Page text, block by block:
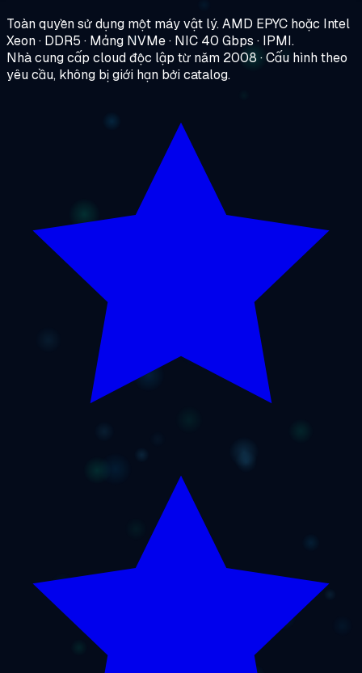
Toàn quyền sử dụng một máy vật lý. AMD EPYC hoặc Intel
Xeon · DDR5 · Mảng NVMe · NIC 40 Gbps · IPMI.
Nhà cung cấp cloud độc lập từ năm 2008 · Cấu hình theo
yêu cầu, không bị giới hạn bởi catalog.